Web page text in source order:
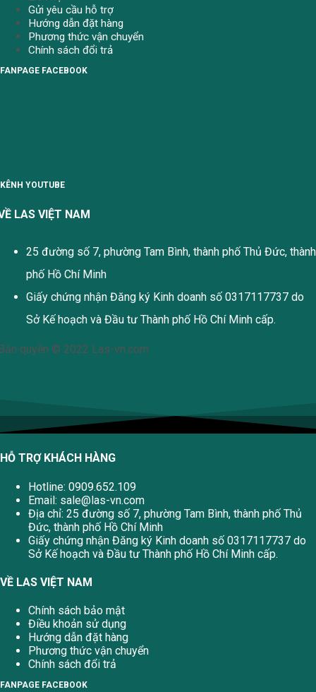
Gửi yêu cầu hỗ trợ
Hướng dẫn đặt hàng
Phương thức vận chuyển
Chính sách đổi trả
FANPAGE FACEBOOK
KÊNH YOUTUBE
LAS VIỆT NAM
25 đường số 7, phường Tam Bình, thành phố Thủ Đức, thành
phố Hồ Chí Minh
Giấy chứng nhận Đăng ký Kinh doanh số 0317117737 do
Sở Kế hoạch và Đầu tư Thành phố Hồ Chí Minh cấp.
quyền © 2022 Las-vn.com
HỖ TRỢ KHÁCH HÀNG
Hotline: 0909.652.109
Email: sale@las-vn.com
Địa chỉ: 25 đường số 7, phường Tam Bình, thành phố Thủ
Đức, thành phố Hồ Chí Minh
Giấy chứng nhận Đăng ký Kinh doanh số 0317117737 do
Sở Kế hoạch và Đầu tư Thành phố Hồ Chí Minh cấp.
VỀ LAS VIỆT NAM
Chính sách bảo mật
Điều khoản sử dụng
Hướng dẫn đặt hàng
Phương thức vận chuyển
Chính sách đổi trả
FANPAGE FACEBOOK